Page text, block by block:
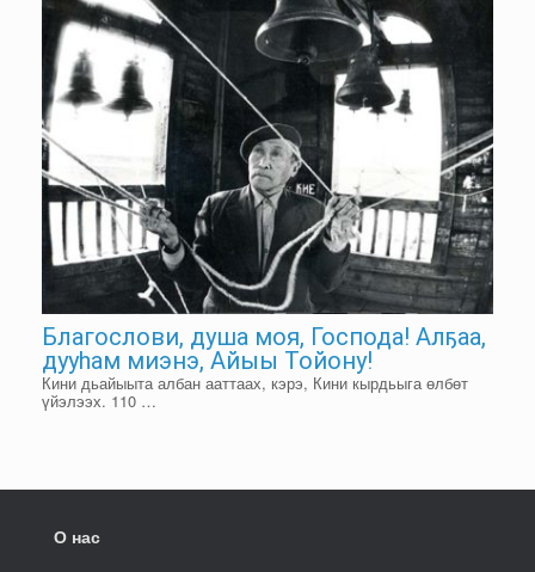
Благослови, душа моя, Господа! Алҕаа,
дууһам миэнэ, Айыы Тойону!
Кини дьайыыта албан ааттаах, кэрэ, Кини кырдьыга өлбөт
үйэлээх. 110 …
О нас